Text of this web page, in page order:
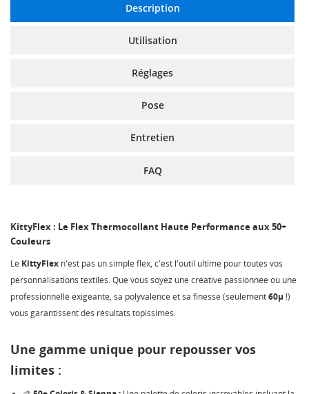
Description
Utilisation
Réglages
Pose
Entretien
FAQ
KittyFlex : Le Flex Thermocollant Haute Performance aux 50+
Couleurs
Le KittyFlex n'est pas un simple flex, c'est l'outil ultime pour toutes vos
personnalisations textiles. Que vous soyez une créative passionnée ou une
professionnelle exigeante, sa polyvalence et sa finesse (seulement60µ !)
vous garantissent des résultats topissimes.
Une gamme unique pour repousser vos
limites :
CRÉER UNE LISTE D'ENVIES
CONNEXION